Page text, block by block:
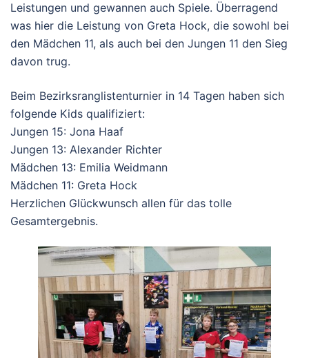
Leistungen und gewannen auch Spiele. Überragend
was hier die Leistung von Greta Hock, die sowohl bei
den Mädchen 11, als auch bei den Jungen 11 den Sieg
davon trug.
Beim Bezirksranglistenturnier in 14 Tagen haben sich
folgende Kids qualifiziert:
Jungen 15: Jona Haaf
Jungen 13: Alexander Richter
Mädchen 13: Emilia Weidmann
Mädchen 11: Greta Hock
Herzlichen Glückwunsch allen für das tolle
Gesamtergebnis.